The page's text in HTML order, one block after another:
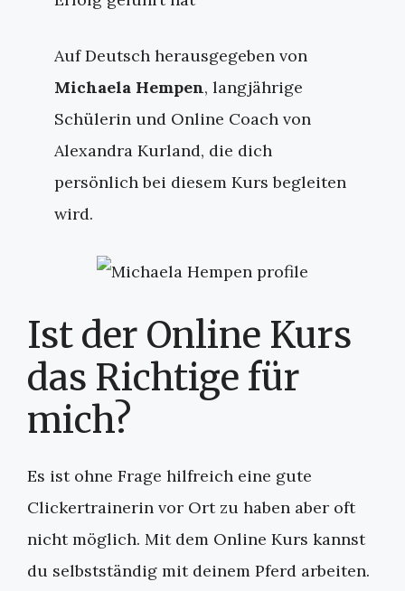
Auf Deutsch herausgegeben von
Michaela Hempen, langjährige
Schülerin und Online Coach von
Alexandra Kurland, die dich
persönlich bei diesem Kurs begleiten
wird.
Ist der Online Kurs
das Richtige für
mich?
Es ist ohne Frage hilfreich eine gute
Clickertrainerin vor Ort zu haben aber oft
nicht möglich. Mit dem Online Kurs kannst
du selbstständig mit deinem Pferd arbeiten.